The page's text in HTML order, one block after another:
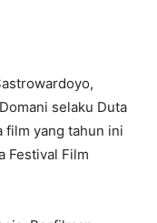
selaku Duta
film yang tahun ini
Festival Film